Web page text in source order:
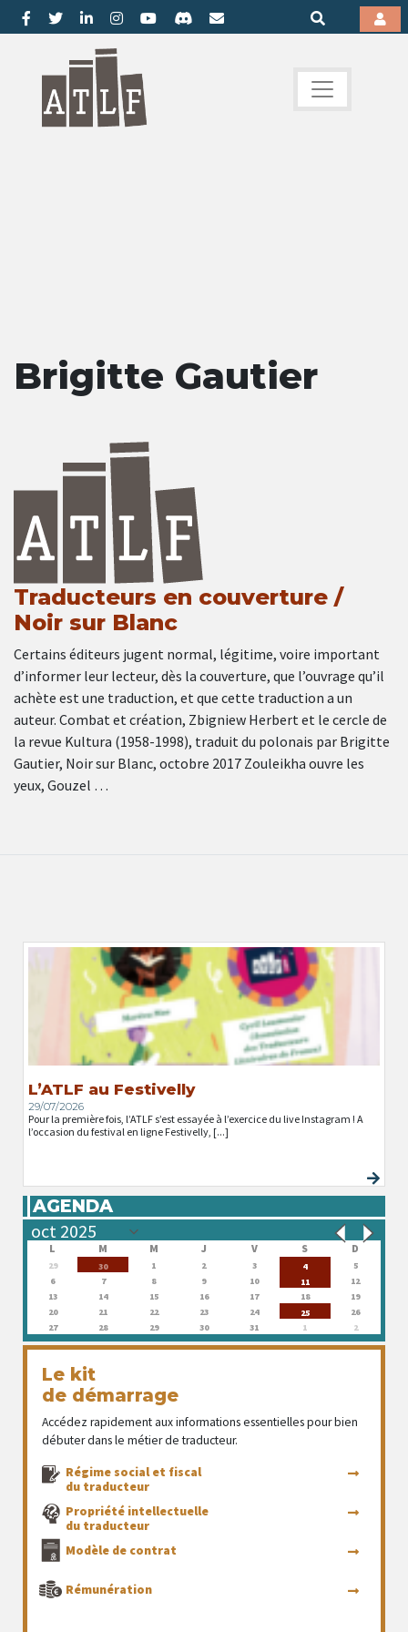
Brigitte Gautier
Traducteurs en couverture /
Noir sur Blanc
Certains éditeurs jugent normal, légitime, voire important
d’informer leur lecteur, dès la couverture, que l’ouvrage qu’il
achète est une traduction, et que cette traduction a un
auteur. Combat et création, Zbigniew Herbert et le cercle de
la revue Kultura (1958-1998), traduit du polonais par Brigitte
Gautier, Noir sur Blanc, octobre 2017 Zouleikha ouvre les
yeux, Gouzel …
L’ATLF au Festivelly
29/07/2026
Pour la première fois, l’ATLF s’est essayée à l’exercice du live Instagram ! A
l’occasion du festival en ligne Festivelly, [...]
AGENDA
L M M J V S D
29 30 1 2 3 4
5
6
7 8 9 10 11
12
13
14 15 16 17 18
19
20
21 22 23 24 25
26
27
28 29 30 31 1 2
Le kit
de démarrage
Accédez rapidement aux informations essentielles pour bien
débuter dans le métier de traducteur.
Régime social et fiscal
du traducteur
Propriété intellectuelle
du traducteur
Modèle de contrat
Rémunération